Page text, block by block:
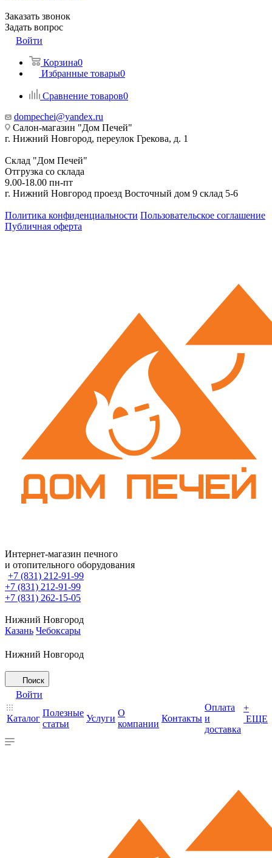
Заказать звонок
Задать вопрос
Войти
Корзина0
Избранные товары0
Сравнение товаров0
dompechei@yandex.ru
Салон-магазин "Дом Печей"
г. Нижний Новгород, переулок Грекова, д. 1
Склад "Дом Печей"
Отгрузка со склада
9.00-18.00 пн-пт
г. Нижний Новгород проезд Восточный дом 9 склад 5-6
Политика конфиденциальности Пользовательское соглашение
Публичная оферта
Интернет-магазин печного
и отопительного оборудования
+7 (831) 212-91-99
+7 (831) 212-91-99
+7 (831) 262-15-05
Нижний Новгород
Казань Чебоксары
Нижний Новгород
Поиск
Войти
Каталог
Полезные
статьи
Услуги
О
компании
Контакты
Оплата
и
доставка
+
ЕЩЕ